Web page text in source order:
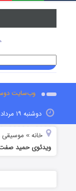
وب‌سایت
دوشنبه ۱۹ مرداد ۱۴۰۵
خانه » موسیقی
ویدئوی حمید